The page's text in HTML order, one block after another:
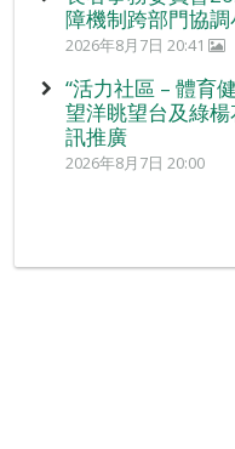
障機制跨部門協
2026年8月7日 20:41
“活力社區 – 體育
望洋眺望台及綠
訊推廣
2026年8月7日 20:00